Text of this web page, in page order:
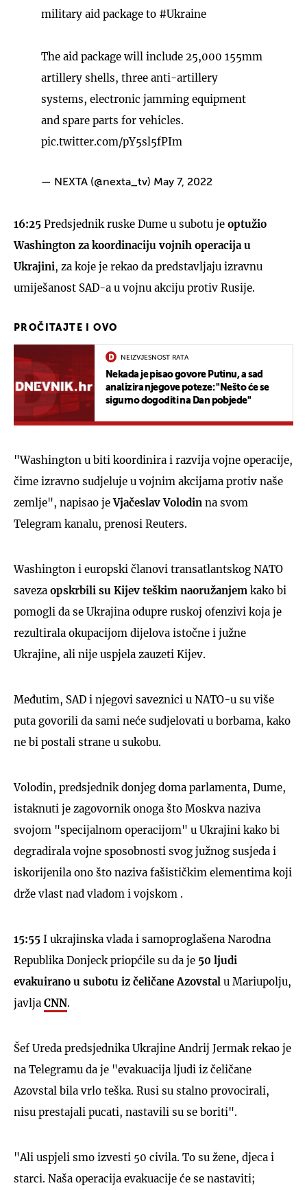
military aid package to #Ukraine
The aid package will include 25,000 155mm
artillery shells, three anti-artillery
systems, electronic jamming equipment
and spare parts for vehicles.
pic.twitter.com/pY5sl5fPIm
— NEXTA (@nexta_tv) May 7, 2022
16:25 Predsjednik ruske Dume u subotu je optužio
Washington za koordinaciju vojnih operacija u
Ukrajini, za koje je rekao da predstavljaju izravnu
umiješanost SAD-a u vojnu akciju protiv Rusije.
PROČITAJTE I OVO
NEIZVJESNOST RATA
Nekada je pisao govore Putinu, a sad
analizira njegove poteze: "Nešto će se
sigurno dogoditi na Dan pobjede"
"Washington u biti koordinira i razvija vojne operacije,
čime izravno sudjeluje u vojnim akcijama protiv naše
zemlje", napisao jeVjačeslav Volodin na svom
Telegram kanalu, prenosi Reuters.
Washington i europski članovi transatlantskog NATO
saveza opskrbili su Kijev teškim naoružanjem kako bi
pomogli da se Ukrajina odupre ruskoj ofenzivi koja je
rezultirala okupacijom dijelova istočne i južne
Ukrajine, ali nije uspjela zauzeti Kijev.
Međutim, SAD i njegovi saveznici u NATO-u su više
puta govorili da sami neće sudjelovati u borbama, kako
ne bi postali strane u sukobu.
Volodin, predsjednik donjeg doma parlamenta, Dume,
istaknuti je zagovornik onoga što Moskva naziva
svojom "specijalnom operacijom" u Ukrajini kako bi
degradirala vojne sposobnosti svog južnog susjeda i
iskorijenila ono što naziva fašističkim elementima koji
drže vlast nad vladom i vojskom .
15:55 I ukrajinska vlada i samoproglašena Narodna
Republika Donjeck priopćile su da je 50 ljudi
evakuirano u subotu iz čeličane Azovstal u Mariupolju,
javlja CNN.
Šef Ureda predsjednika Ukrajine Andrij Jermak rekao je
na Telegramu da je "evakuacija ljudi iz čeličane
Azovstal bila vrlo teška. Rusi su stalno provocirali,
nisu prestajali pucati, nastavili su se boriti".
"Ali uspjeli smo izvesti 50 civila. To su žene, djeca i
starci. Naša operacija evakuacije će se nastaviti;